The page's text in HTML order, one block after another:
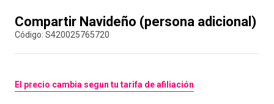
Compartir Navideño (persona adicional)
: S420025765720
El precio cambia segun tu tarifa de afiliación
3 .
cine
6.
tiqueteras